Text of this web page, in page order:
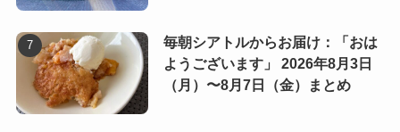
毎朝シアトルからお届け：「おは
ようございます」 2026年8月3日
（月）〜8月7日（金）まとめ